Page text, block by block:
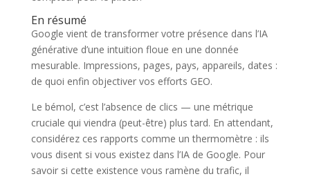
En résumé
Google vient de transformer votre présence dans l’IA
générative d’une intuition floue en une donnée
mesurable. Impressions, pages, pays, appareils, dates :
de quoi enfin objectiver vos efforts GEO.
Le bémol, c’est l’absence de clics — une métrique
cruciale qui viendra (peut-être) plus tard. En attendant,
considérez ces rapports comme un thermomètre : ils
vous disent si vous existez dans l’IA de Google. Pour
savoir si cette existence vous ramène du trafic, il